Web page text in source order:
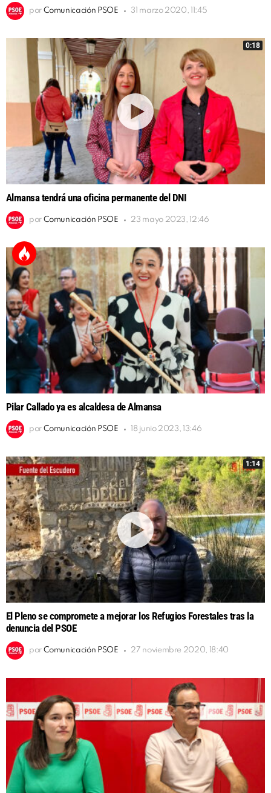
por Comunicación PSOE 31 marzo 2020, 11:45
0:18
Almansa tendrá una oficina permanente del DNI
por Comunicación PSOE 23 mayo 2023, 12:46
Pilar Callado ya es alcaldesa de Almansa
por Comunicación PSOE 18 junio 2023, 13:46
1:14
El Pleno se compromete a mejorar los Refugios Forestales tras la
denuncia del PSOE
por Comunicación PSOE 27 noviembre 2020, 18:40